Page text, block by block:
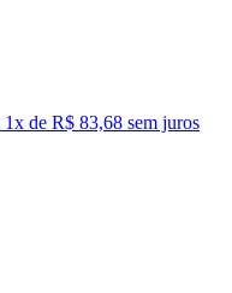
1x de R$ 83,68 sem juros